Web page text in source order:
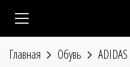
Главная Обувь ADIDAS